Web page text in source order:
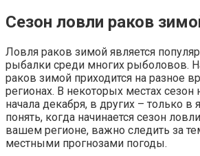
Сезон ловли раков
Ловля раков зимой является
рыбалки среди многих рыболовов.
раков зимой приходится на разное
регионах. В некоторых местах сезон
начала декабря, в других – только в
понять, когда начинается сезон
вашем регионе, важно следить за
местными прогнозами погоды.